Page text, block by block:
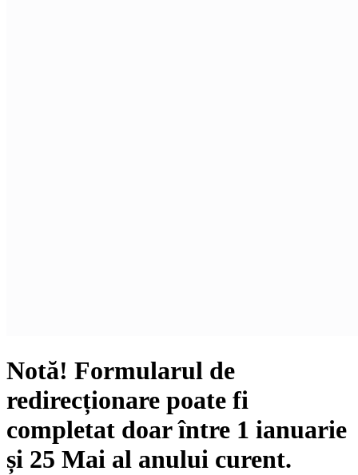
Notă! Formularul de
redirecționare poate fi
completat doar între 1 ianuarie
și 25 Mai al anului curent.